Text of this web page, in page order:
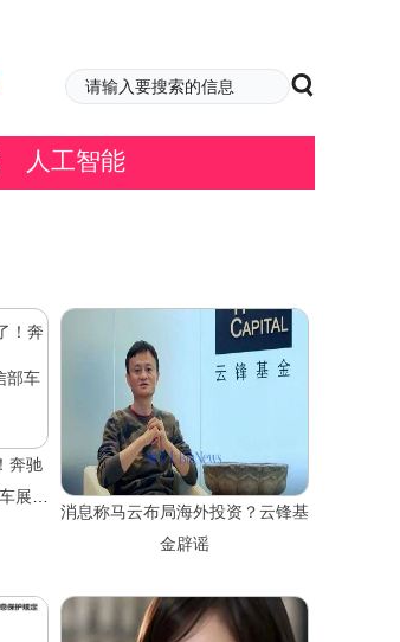
人工智能
奔驰
展突
消息称马云布局海外投资？云锋基
金辟谣